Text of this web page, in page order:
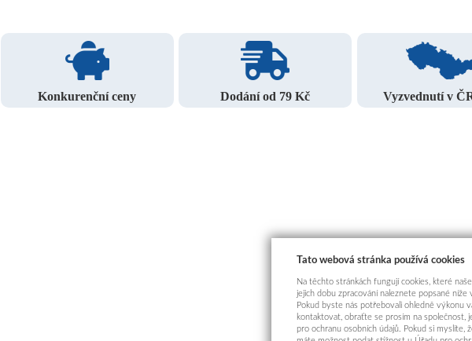
Konkurenční ceny Dodání od 79 Kč Vyzvednutí v
Tato webová stránka používá cookies
Na těchto stránkách fungují cookies, které
jejich dobu zpracování naleznete popsané
Pokud byste nás potřebovali ohledně výkonu
kontaktovat, obraťte se prosím na společnost,
pro ochranu osobních údajů. Pokud si myslíte,